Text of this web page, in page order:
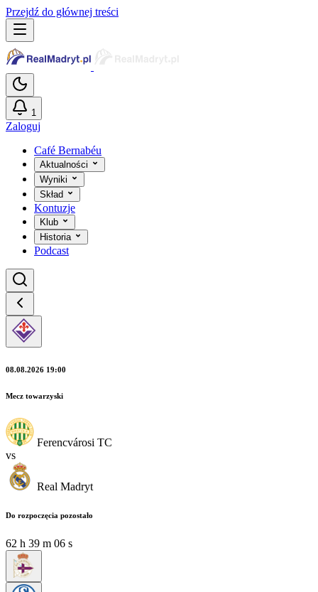
Przejdź do głównej treści
1
Zaloguj
Café Bernabéu
Aktualności
Wyniki
Skład
Kontuzje
Klub
Historia
Podcast
08.08.2026 19:00
Mecz towarzyski
Ferencvárosi TC
vs
Real Madryt
Do rozpoczęcia pozostało
62 h 39 m 04 s